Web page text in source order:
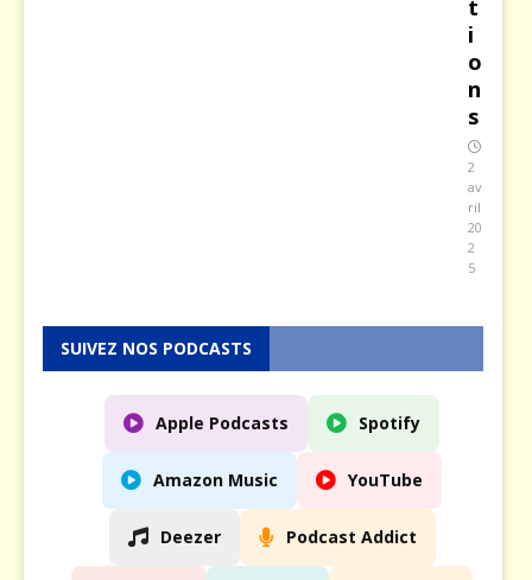
t
i
o
n
s
2
av
ril
20
2
5
SUIVEZ NOS PODCASTS
Apple Podcasts Spotify
Amazon Music YouTube
Deezer Podcast Addict